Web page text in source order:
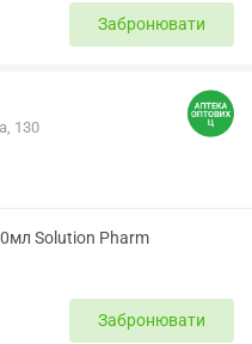
Забронювати
130
Solution Pharm
Забронювати